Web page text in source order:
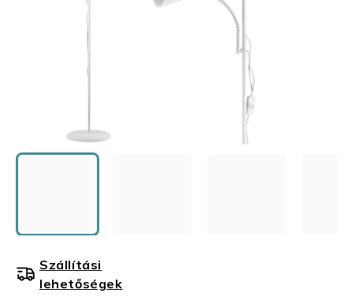
Szállítási
lehetőségek